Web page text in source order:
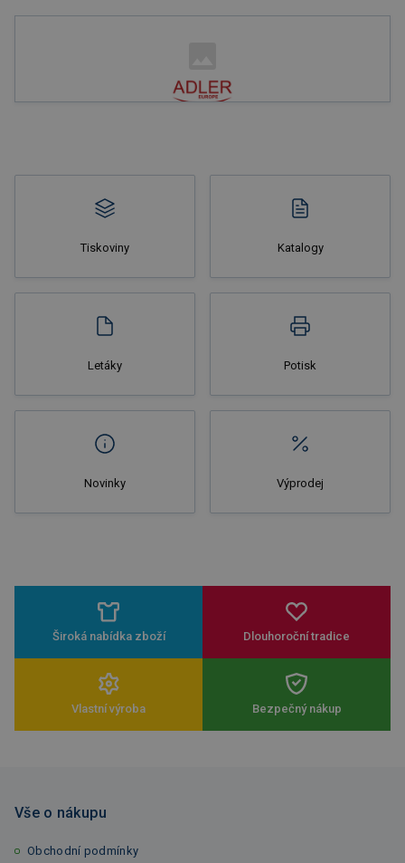
Tiskoviny Katalogy
Letáky Potisk
Novinky Výprodej
Široká nabídka zboží Dlouhoroční tradice
Vlastní výroba Bezpečný nákup
Vše o nákupu
Obchodní podmínky